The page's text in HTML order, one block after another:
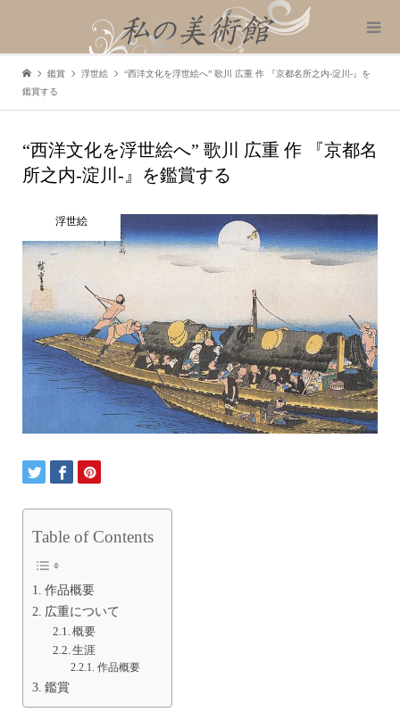
鑑賞 浮世絵
“西洋文化を浮世絵へ” 歌川 広重 作 『京都名所之内-淀川-』を
鑑賞する
“西洋文化を浮世絵へ” 歌川 広重 作 『京都名
所之内-淀川-』を鑑賞する
浮世絵
Table of Contents
作品概要
広重について
概要
生涯
作品概要
鑑賞